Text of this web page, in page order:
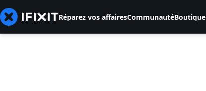
Réparez vos affairesCommunautéBoutique